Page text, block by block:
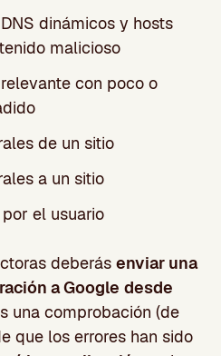
dinámicos y hosts
malicioso
con poco o
de un sitio
a un sitio
el usuario
deberás enviar una
a Google desde
una comprobación (de
que los errores han sido